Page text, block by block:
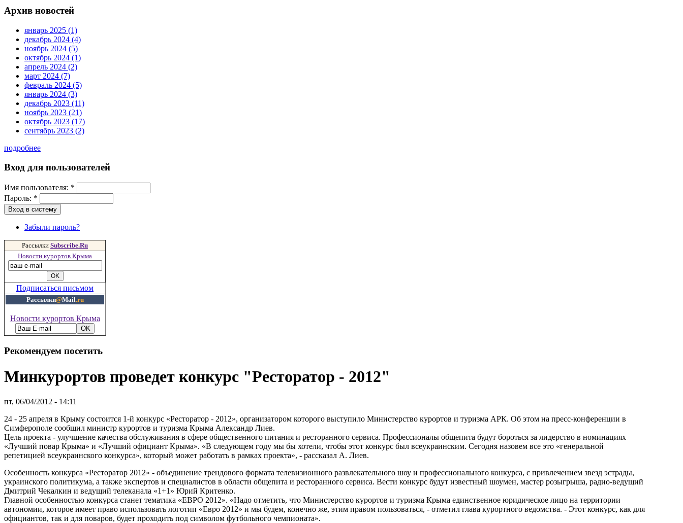
Архив новостей
январь 2025 (1)
декабрь 2024 (4)
ноябрь 2024 (5)
октябрь 2024 (1)
апрель 2024 (2)
март 2024 (7)
февраль 2024 (5)
январь 2024 (3)
декабрь 2023 (11)
ноябрь 2023 (21)
октябрь 2023 (17)
сентябрь 2023 (2)
подробнее
Вход для пользователей
Имя пользователя: *
Пароль: *
Забыли пароль?
Рассылки Subscribe.Ru
Новости курортов Крыма
Подписаться письмом
Рассылки@Mail.ru
Новости курортов Крыма
Рекомендуем посетить
Минкурортов проведет конкурс "Ресторатор - 2012"
пт, 06/04/2012 - 14:11
24 - 25 апреля в Крыму состоится 1-й конкурс «Ресторатор - 2012», организатором которого выступило Министерство курортов и туризма АРК. Об этом на пресс-конференции в
Симферополе сообщил министр курортов и туризма Крыма Александр Лиев.
Цель проекта - улучшение качества обслуживания в сфере общественного питания и ресторанного сервиса. Профессионалы общепита будут бороться за лидерство в номинациях
«Лучший повар Крыма» и «Лучший официант Крыма». «В следующем году мы бы хотели, чтобы этот конкурс был всеукраинским. Сегодня назовем все это «генеральной
репетицией всеукраинского конкурса», который может работать в рамках проекта», - рассказал А. Лиев.
Особенность конкурса «Ресторатор 2012» - объединение трендового формата телевизионного развлекательного шоу и профессионального конкурса, с привлечением звезд эстрады,
украинского политикума, а также экспертов и специалистов в области общепита и ресторанного сервиса. Вести конкурс будут известный шоумен, мастер розыгрыша, радио-ведущий
Дмитрий Чекалкин и ведущий телеканала «1+1» Юрий Критенко.
Главной особенностью конкурса станет тематика «ЕВРО 2012». «Надо отметить, что Министерство курортов и туризма Крыма единственное юридическое лицо на территории
автономии, которое имеет право использовать логотип «Евро 2012» и мы будем, конечно же, этим правом пользоваться, - отметил глава курортного ведомства. - Этот конкурс, как для
официантов, так и для поваров, будет проходить под символом футбольного чемпионата».